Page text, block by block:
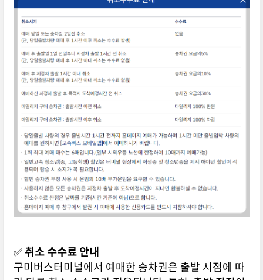
✅취소 수수료 안내
구미버스터미널에서 예매한 승차권은 출발 시점에 따